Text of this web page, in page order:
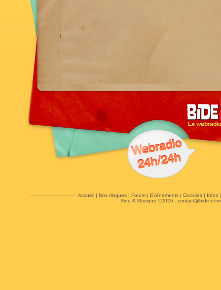
Accueil| Nos disques| Forum| Evénements| Goodies| Infos
Bide & Musique ©2026 - contact@bide-et-